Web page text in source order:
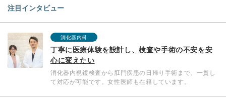
注目インタビュー
消化器内科
丁寧に医療体験を設計し、検査や手術の不安を安
心に変えたい
消化器内視鏡検査から肛門疾患の日帰り手術まで、一貫し
て対応が可能です。女性医師も在籍しています。